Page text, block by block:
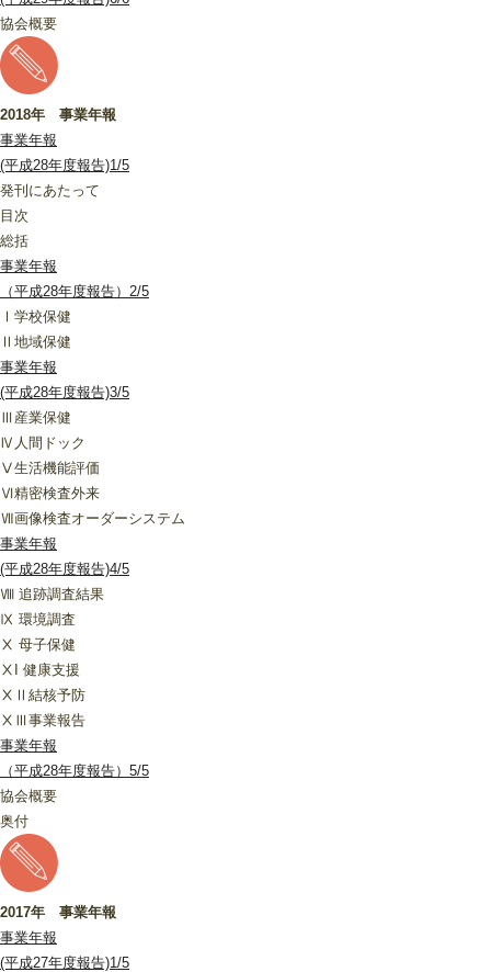
協会概要
2018年 事業年報
事業年報
(平成28年度報告)1/5
発刊にあたって
目次
総括
事業年報
（平成28年度報告）2/5
Ⅰ学校保健
Ⅱ地域保健
事業年報
(平成28年度報告)3/5
Ⅲ産業保健
Ⅳ人間ドック
Ⅴ生活機能評価
Ⅵ精密検査外来
Ⅶ画像検査オーダーシステム
事業年報
(平成28年度報告)4/5
Ⅷ 追跡調査結果
Ⅸ 環境調査
Ⅹ 母子保健
ⅩI 健康支援
ⅩⅡ結核予防
ⅩⅢ事業報告
事業年報
（平成28年度報告）5/5
協会概要
奥付
2017年 事業年報
事業年報
(平成27年度報告)1/5